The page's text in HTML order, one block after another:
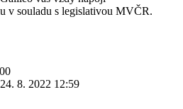
v souladu s legislativou MVČR.
24. 8. 2022 12:59